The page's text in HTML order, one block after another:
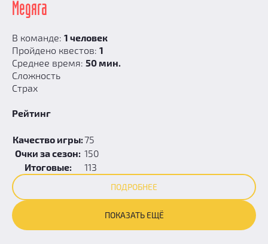
Медяга
В команде: 1 человек
Пройдено квестов: 1
Среднее время: 50 мин.
Сложность
Страх
Рейтинг
Качество игры:75
Очки за сезон: 150
Итоговые:
113
ПОДРОБНЕЕ
ПОКАЗАТЬ ЕЩЁ